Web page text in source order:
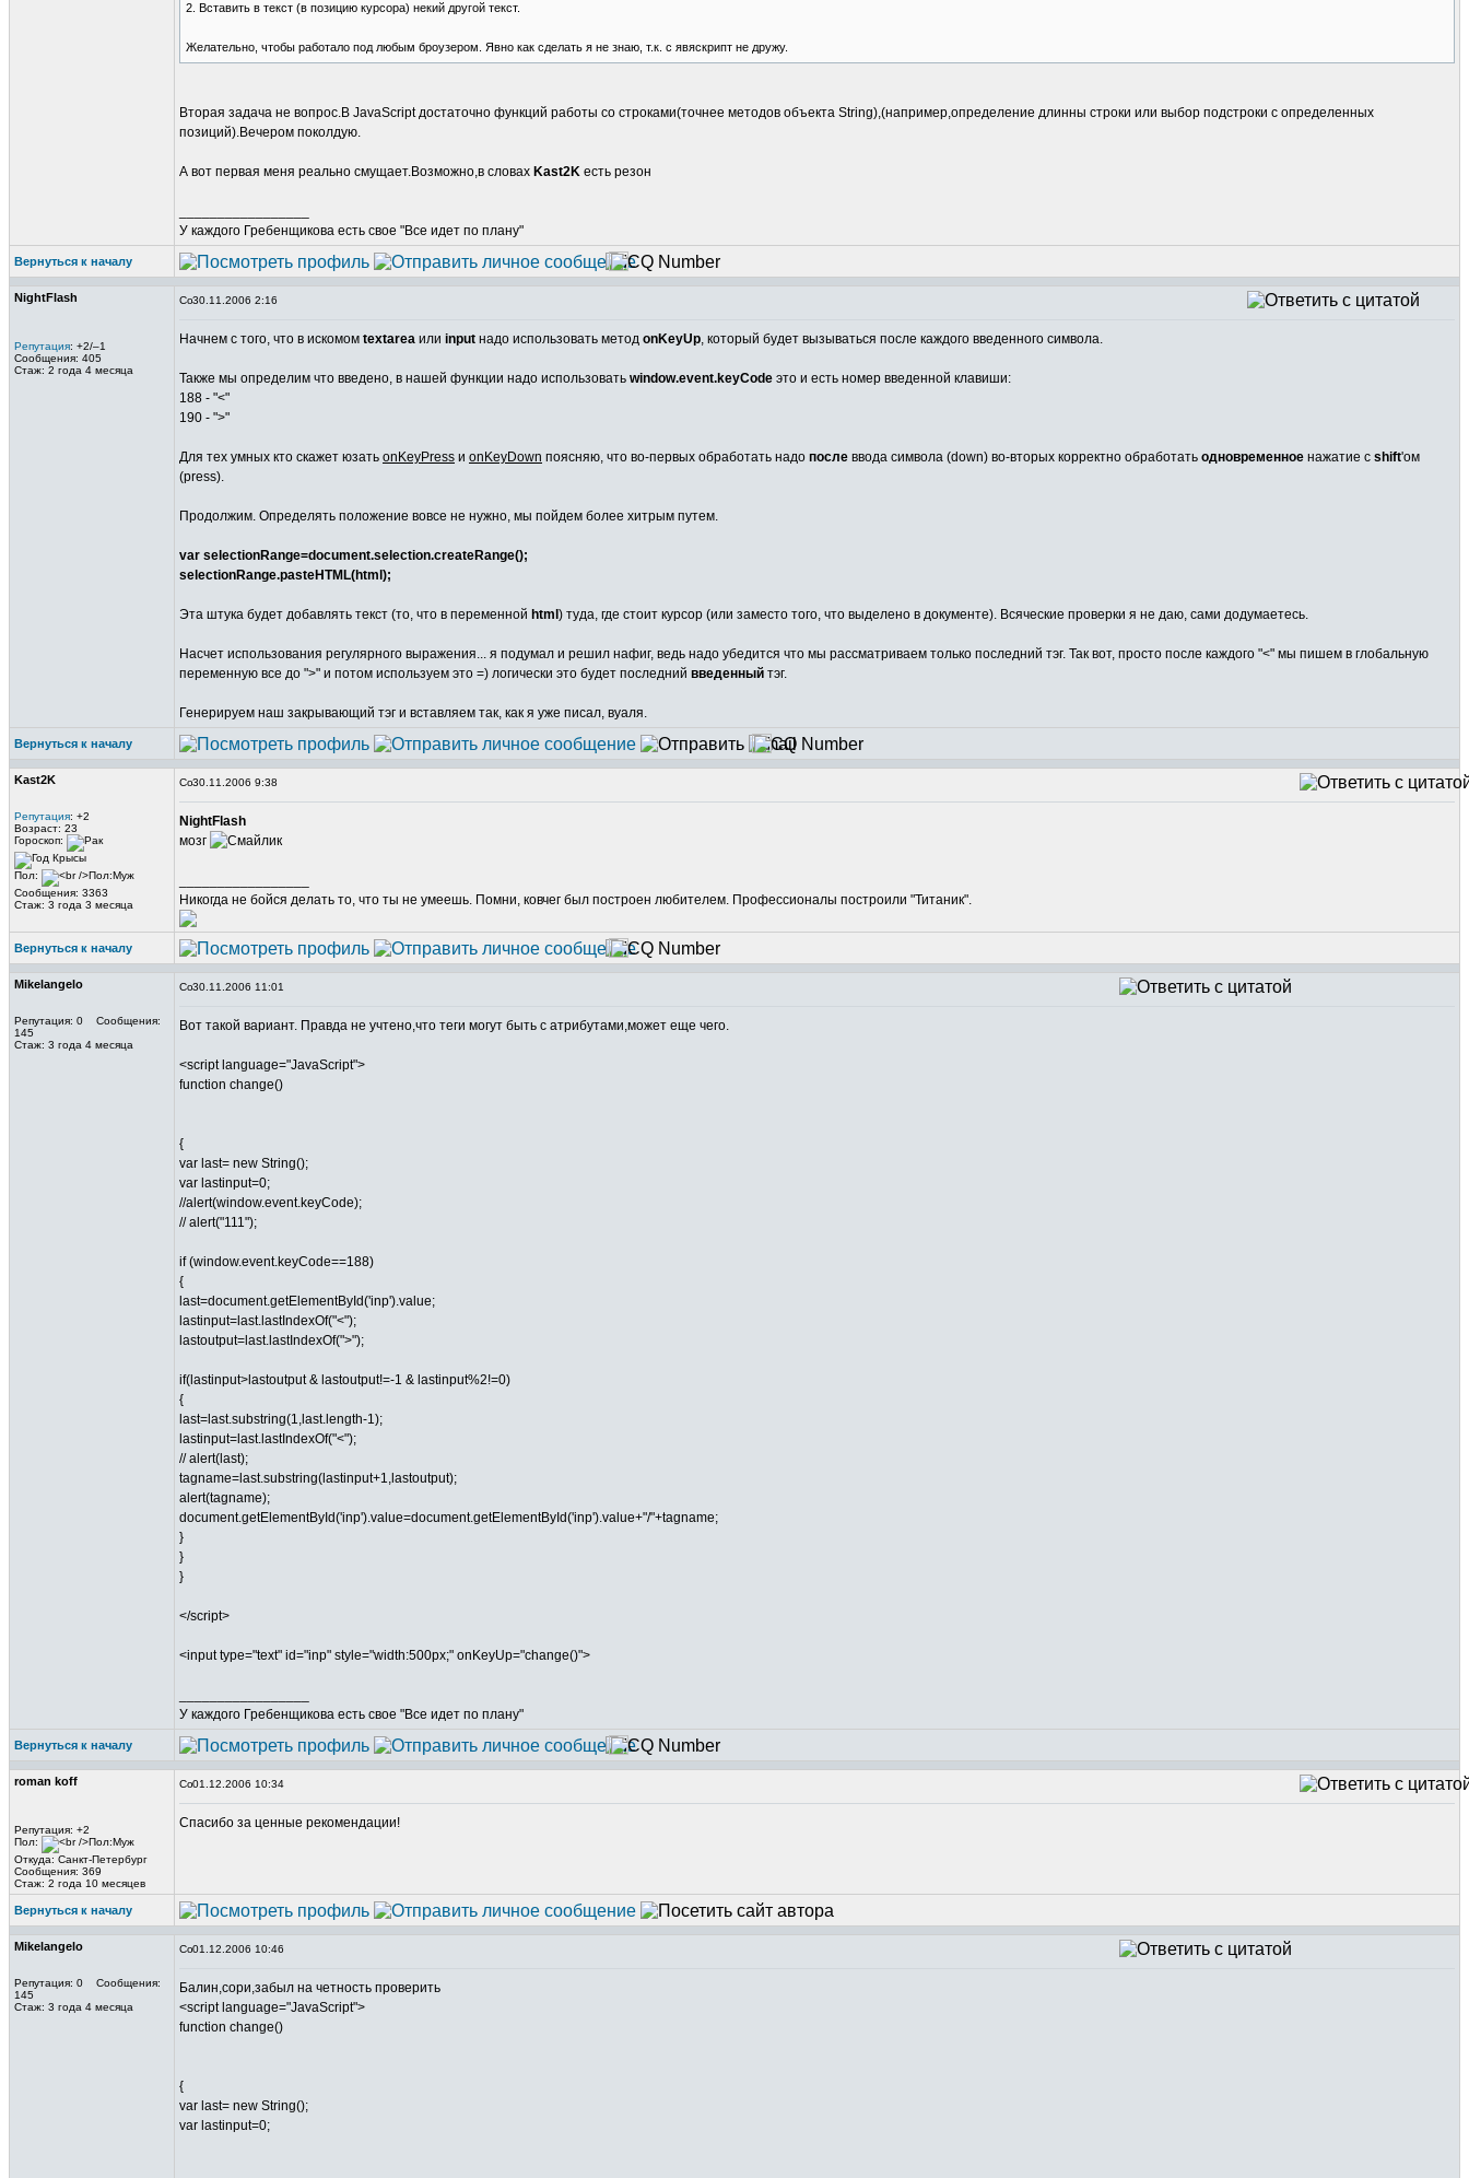
2. Вставить в текст (в позицию курсора) некий другой текст.
Желательно, чтобы работало под любым броузером. Явно как сделать я не знаю, т.к. с явяскрипт не дружу.
Вторая задача не вопрос.В JavaScript достаточно функций работы со строками(точнее методов объекта String),(например,определение длинны строки или выбор подстроки с определенных
позиций).Вечером поколдую.
А вот первая меня реально смущает.Возможно,в словах Kast2K есть резон
У каждого Гребенщикова есть свое "Все идет по плану"
Вернуться к началу
NightFlash
Репутация: +2/–1
Сообщения: 405
Стаж: 2 года 4 месяца
30.11.2006 2:16
Начнем с того, что в искомом textarea или input надо использовать метод onKeyUp, который будет вызываться после каждого введенного символа.
Также мы определим что введено, в нашей функции надо использовать window.event.keyCode это и есть номер введенной клавиши:
188 - "<"
190 - ">"
Для тех умных кто скажет юзать onKeyPress и onKeyDown поясняю, что во-первых обработать надо после ввода символа (down) во-вторых корректно обработать одновременное нажатие с shift'ом
(press).
Продолжим. Определять положение вовсе не нужно, мы пойдем более хитрым путем.
var selectionRange=document.selection.createRange();
selectionRange.pasteHTML(html);
Эта штука будет добавлять текст (то, что в переменной html ) туда, где стоит курсор (или заместо того, что выделено в документе). Всяческие проверки я не даю, сами додумаетесь.
Насчет использования регулярного выражения... я подумал и решил нафиг, ведь надо убедится что мы рассматриваем только последний тэг. Так вот, просто после каждого "<" мы пишем в глобальную
переменную все до ">" и потом используем это =) логически это будет последний введенный тэг.
Генерируем наш закрывающий тэг и вставляем так, как я уже писал, вуаля.
Вернуться к началу
Kast2K
Репутация: +2
Возраст: 23
Гороскоп:
Пол:
Сообщения: 3363
Стаж: 3 года 3 месяца
30.11.2006 9:38
NightFlash
мозг
Никогда не бойся делать то, что ты не умеешь. Помни, ковчег был построен любителем. Профессионалы построили "Титаник".
Вернуться к началу
Mikelangelo
Репутация: 0 Сообщения:
145
Стаж: 3 года 4 месяца
30.11.2006 11:01
Вот такой вариант. Правда не учтено,что теги могут быть с атрибутами,может еще чего.
<script language="JavaScript">
function change()
{
var last= new String();
var lastinput=0;
//alert(window.event.keyCode);
// alert("111");
if (window.event.keyCode==188)
{
last=document.getElementById('inp').value;
lastinput=last.lastIndexOf("<");
lastoutput=last.lastIndexOf(">");
if(lastinput>lastoutput & lastoutput!=-1 & lastinput%2!=0)
{
last=last.substring(1,last.length-1);
lastinput=last.lastIndexOf("<");
// alert(last);
tagname=last.substring(lastinput+1,lastoutput);
alert(tagname);
document.getElementById('inp').value=document.getElementById('inp').value+"/"+tagname;
}
}
}
</script>
<input type="text" id="inp" style="width:500px;" onKeyUp="change()">
У каждого Гребенщикова есть свое "Все идет по плану"
Вернуться к началу
roman koff
Репутация: +2
Пол:
Откуда: Санкт-Петербург
Сообщения: 369
Стаж: 2 года 10 месяцев
01.12.2006 10:34
Спасибо за ценные рекомендации!
Вернуться к началу
Mikelangelo
Репутация: 0 Сообщения:
145
Стаж: 3 года 4 месяца
01.12.2006 10:46
Балин,сори,забыл на четность проверить
<script language="JavaScript">
function change()
{
var last= new String();
var lastinput=0;